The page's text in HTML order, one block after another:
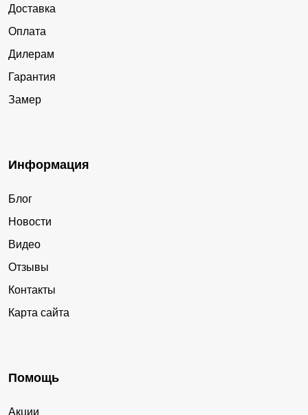
Доставка
Оплата
Дилерам
Гарантия
Замер
Информация
Блог
Новости
Видео
Отзывы
Контакты
Карта сайта
Помощь
Акции